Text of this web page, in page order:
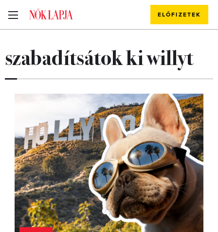
ELŐFIZETEK
szabadítsátok ki willyt